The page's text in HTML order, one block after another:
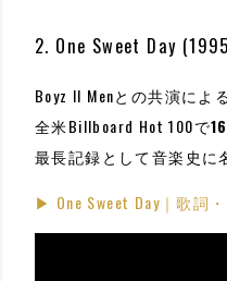
2. One Sweet Day
Boyz II Menとの共演によ
全米Billboard Hot 100で
最長記録として音楽史に
▶ One Sweet Day｜歌詞